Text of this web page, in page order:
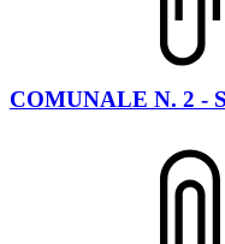
COMUNALE N. 2 -